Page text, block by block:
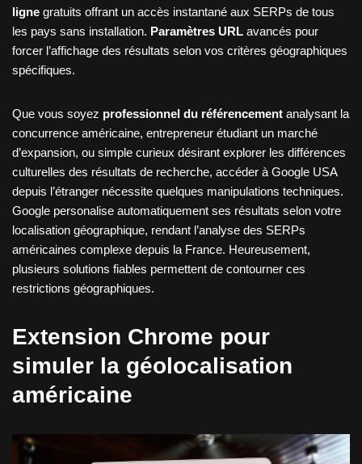
ligne gratuits offrant un accès instantané aux SERPs de tous
les pays sans installation. Paramètres URL avancés pour
forcer l’affichage des résultats selon vos critères géographiques
spécifiques.
Que vous soyez professionnel du référencement analysant la
concurrence américaine, entrepreneur étudiant un marché
d’expansion, ou simple curieux désirant explorer les différences
culturelles des résultats de recherche, accéder à Google USA
depuis l’étranger nécessite quelques manipulations techniques.
Google personalise automatiquement ses résultats selon votre
localisation géographique, rendant l’analyse des SERPs
américaines complexe depuis la France. Heureusement,
plusieurs solutions fiables permettent de contourner ces
restrictions géographiques.
Extension Chrome pour
simuler la géolocalisation
américaine